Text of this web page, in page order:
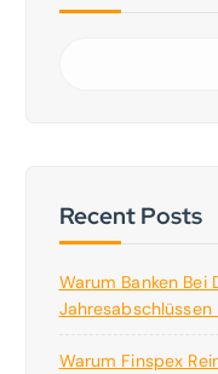
Recent Posts
Warum Banken
Jahresabschlüssen
Warum Finspex